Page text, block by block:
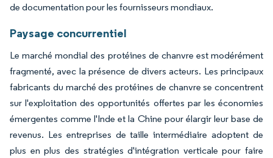
de documentation pour les fournisseurs mondiaux.
Paysage concurrentiel
Le marché mondial des protéines de chanvre est modérément
fragmenté, avec la présence de divers acteurs. Les principaux
fabricants du marché des protéines de chanvre se concentrent
sur l'exploitation des opportunités offertes par les économies
émergentes comme l'Inde et la Chine pour élargir leur base de
revenus. Les entreprises de taille intermédiaire adoptent de
plus en plus des stratégies d'intégration verticale pour faire